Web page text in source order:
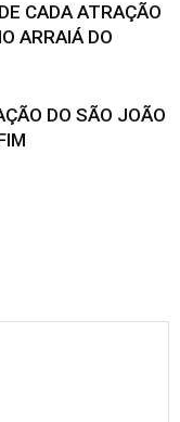
CADA ATRAÇÃO
ARRAIÁ DO
DO SÃO JOÃO